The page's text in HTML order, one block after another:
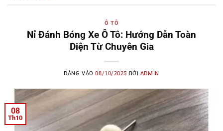
Ô TÔ
Nỉ Đánh Bóng Xe Ô Tô: Hướng Dẫn Toàn
Diện Từ Chuyên Gia
ĐĂNG VÀO08/10/2025 BỞI ADMIN
08
Th10